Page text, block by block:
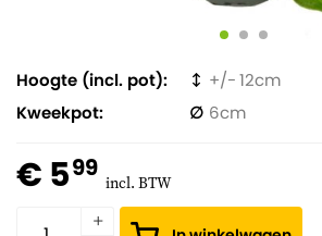
Hoogte (incl. pot)
12
Kweekpot
6
€ 599 incl. BTW